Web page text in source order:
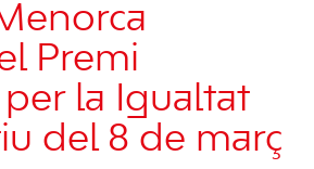
Premi
la Igualtat
del 8 de març